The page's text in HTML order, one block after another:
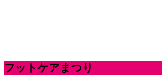
フットケアまつり